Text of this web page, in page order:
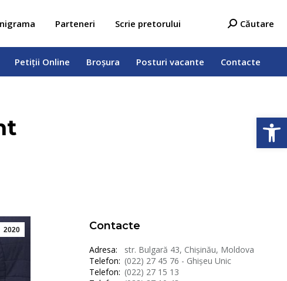
Parteneri Scrie pretorului Search:
Căutare
Petiții Online Broșura Posturi vacante Contacte
2020 Contacte
Adresa:
str. Bulgară 43, Chișinău, Moldova
Telefon: (022) 27 45 76 - Ghișeu Unic
Telefon: (022) 27 15 13
Petiții Online Broșura Posturi vacante Contacte